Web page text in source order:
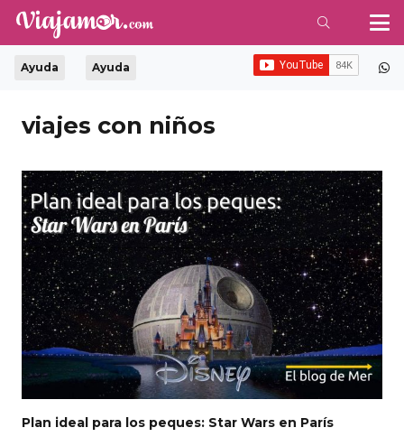
Ayuda Ayuda
viajes con niños
Plan ideal para los peques: Star Wars en París